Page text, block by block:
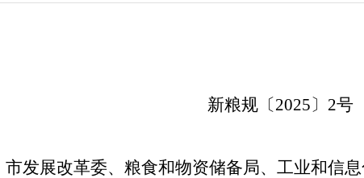
新粮规〔2025〕 2号
市发展改革委、粮食和物资储备局、工业和信